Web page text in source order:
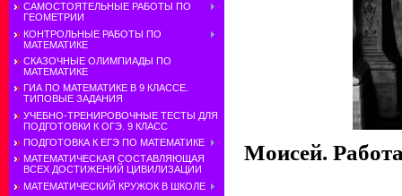
САМОСТОЯТЕЛЬНЫЕ РАБОТЫ ПО
ГЕОМЕТРИИ
КОНТРОЛЬНЫЕ РАБОТЫ ПО
МАТЕМАТИКЕ
СКАЗОЧНЫЕ ОЛИМПИАДЫ ПО
МАТЕМАТИКЕ
ГИА ПО МАТЕМАТИКЕ В 9 КЛАССЕ.
ТИПОВЫЕ ЗАДАНИЯ
УЧЕБНО-ТРЕНИРОВОЧНЫЕ ТЕСТЫ ДЛЯ
ПОДГОТОВКИ К ОГЭ. 9 КЛАСС
ПОДГОТОВКА К ЕГЭ ПО МАТЕМАТИКЕ
МАТЕМАТИЧЕСКАЯ СОСТАВЛЯЮЩАЯ
ВСЕХ ДОСТИЖЕНИЙ ЦИВИЛИЗАЦИИ
МАТЕМАТИЧЕСКИЙ КРУЖОК В ШКОЛЕ
Моисей.